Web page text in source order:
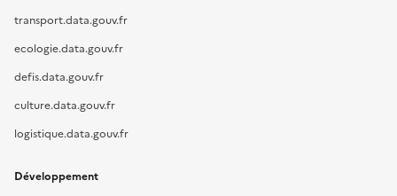
transport.data.gouv.fr
ecologie.data.gouv.fr
defis.data.gouv.fr
culture.data.gouv.fr
logistique.data.gouv.fr
Développement